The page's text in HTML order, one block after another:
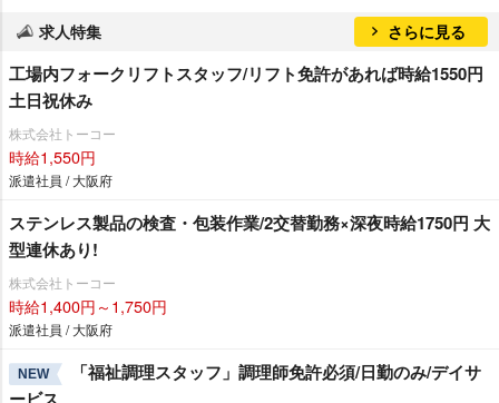
求人特集 さらに見る
工場内フォークリフトスタッフ/リフト免許があれば時給1550円
土日祝休み
株式会社トーコー
時給1,550円
派遣社員 / 大阪府
ステンレス製品の検査・包装作業/2交替勤務×深夜時給1750円 大
型連休あり!
株式会社トーコー
時給1,400円～1,750円
派遣社員 / 大阪府
NEW
「福祉調理スタッフ」調理師免許必須/日勤のみ/デイサ